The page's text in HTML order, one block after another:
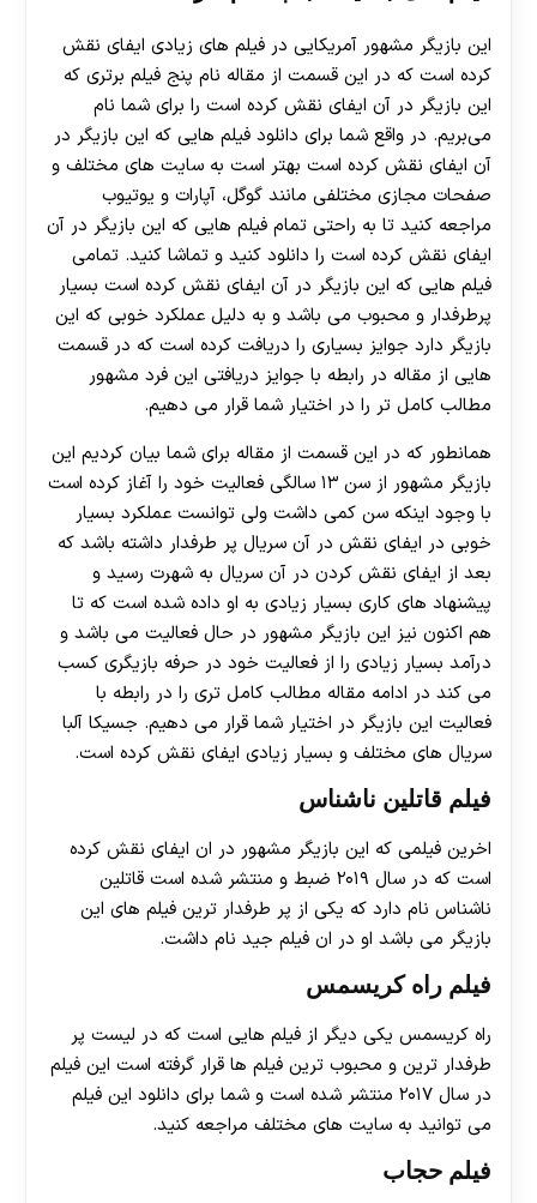
این بازیگر مشهور آمریکایی در فیلم ‌های زیادی ایفای نقش
کرده است که در این قسمت از مقاله نام پنج فیلم برتری که
این بازیگر در آن ایفای نقش کرده است را برای شما نام
می‌بریم. در واقع شما برای دانلود فیلم هایی که این بازیگر در
آن ایفای نقش کرده است بهتر است به سایت ‌های مختلف و
صفحات مجازی مختلفی مانند گوگل، آپارات و یوتیوب
مراجعه کنید تا به راحتی تمام فیلم هایی که این بازیگر در آن
ایفای نقش کرده است را دانلود کنید و تماشا کنید. تمامی
فیلم هایی که این بازیگر در آن ایفای نقش کرده است بسیار
پرطرفدار و محبوب می باشد و به دلیل عملکرد خوبی که این
بازیگر دارد جوایز بسیاری را دریافت کرده است که در قسمت
هایی از مقاله در رابطه با جوایز دریافتی این فرد مشهور
مطالب کامل تر را در اختیار شما قرار می دهیم.
همانطور که در این قسمت از مقاله برای شما بیان کردیم این
بازیگر مشهور از سن ۱۳ سالگی فعالیت خود را آغاز کرده است
با وجود اینکه سن کمی داشت ولی توانست عملکرد بسیار
خوبی در ایفای نقش در آن سریال پر طرفدار داشته باشد که
بعد از ایفای نقش کردن در آن سریال به شهرت رسید و
پیشنهاد های کاری بسیار زیادی به او داده شده است که تا
هم اکنون نیز این بازیگر مشهور در حال فعالیت می باشد و
درآمد بسیار زیادی را از فعالیت خود در حرفه بازیگری کسب
می کند در ادامه مقاله مطالب کامل تری را در رابطه با
فعالیت این بازیگر در اختیار شما قرار می دهیم. جسیکا آلبا
سریال های مختلف و بسیار زیادی ایفای نقش کرده است.
فیلم قاتلین ناشناس
اخرین فیلمی که این بازیگر مشهور در ان ایفای نقش کرده
است که در سال ۲۰۱۹ ضبط و منتشر شده است قاتلین
ناشناس نام دارد که یکی از پر طرفدار ترین فیلم های این
بازیگر می باشد او در ان فیلم جید نام داشت.
فیلم راه کریسمس
راه کریسمس یکی دیگر از فیلم هایی است که در لیست پر
طرفدار ترین و محبوب ترین فیلم ها قرار گرفته است این فیلم
در سال ۲۰۱۷ منتشر شده است و شما برای دانلود این فیلم
می توانید به سایت های مختلف مراجعه کنید.
فیلم حجاب